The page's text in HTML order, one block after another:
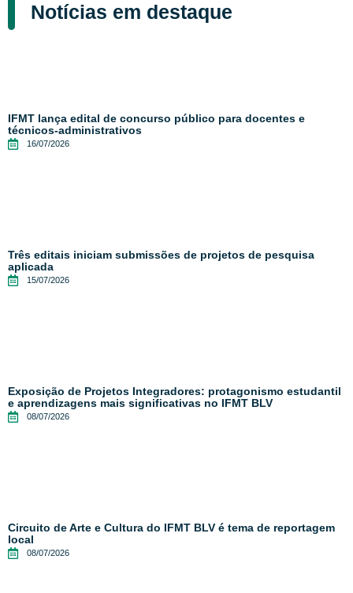
Notícias em destaque
IFMT lança edital de concurso público para docentes e
técnicos-administrativos
16/07/2026
Três editais iniciam submissões de projetos de pesquisa
aplicada
15/07/2026
Exposição de Projetos Integradores: protagonismo estudantil
e aprendizagens mais significativas no IFMT BLV
08/07/2026
Circuito de Arte e Cultura do IFMT BLV é tema de reportagem
local
08/07/2026